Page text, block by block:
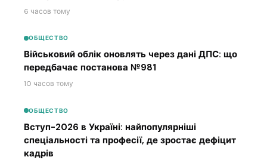
6 часов тому
ОБЩЕСТВО
Військовий облік оновлять через дані ДПС: що
передбачає постанова №981
10 часов тому
ОБЩЕСТВО
Вступ-2026 в Україні: найпопулярніші
спеціальності та професії, де зростає дефіцит
кадрів